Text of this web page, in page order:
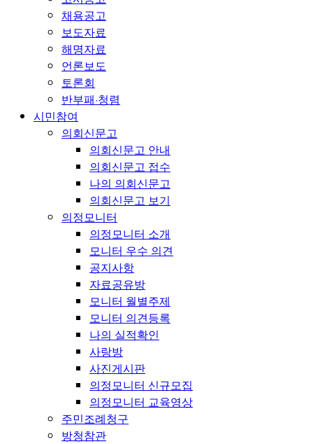
채용공고
보도자료
해명자료
언론보도
토론회
반부패·청렴
시민참여
의회신문고
의회신문고 안내
의회신문고 접수
나의 의회신문고
의회신문고 보기
의정모니터
의정모니터 소개
모니터 우수 의견
공지사항
자료공유방
모니터 월별주제
모니터 의견등록
나의 실적확인
사랑방
사진게시판
의정모니터 신규모집
의정모니터 교육영상
주민조례청구
방청참관